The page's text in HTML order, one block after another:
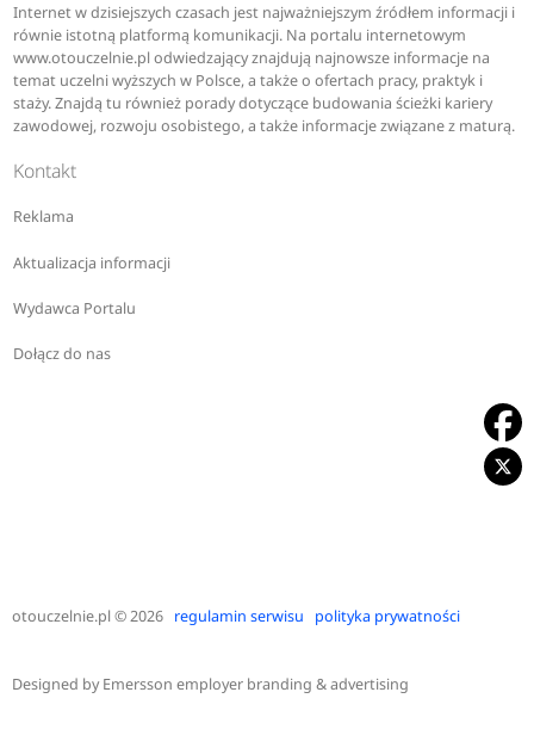
Internet w dzisiejszych czasach jest najważniejszym źródłem informacji i
równie istotną platformą komunikacji. Na portalu internetowym
www.otouczelnie.pl odwiedzający znajdują najnowsze informacje na
temat uczelni wyższych w Polsce, a także o ofertach pracy, praktyk i
staży. Znajdą tu również porady dotyczące budowania ścieżki kariery
zawodowej, rozwoju osobistego, a także informacje związane z maturą.
Kontakt
Reklama
Aktualizacja informacji
Wydawca Portalu
Dołącz do nas
otouczelnie.pl© 2026 regulamin serwisu polityka prywatności
Designed byEmersson employer branding & advertising